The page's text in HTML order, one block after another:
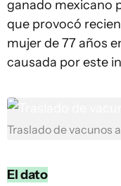
ganado mexicano
que provocó
mujer de 77 años
causada por este
Traslado de vacunos
El dato